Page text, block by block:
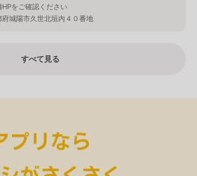
HPをご確認ください
府城陽市久世北垣内４０番地
すべて見る